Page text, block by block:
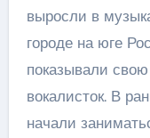
выросли в
городе на юге
показывали
вокалисток. В
начали